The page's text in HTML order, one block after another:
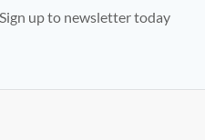
up to newsletter today